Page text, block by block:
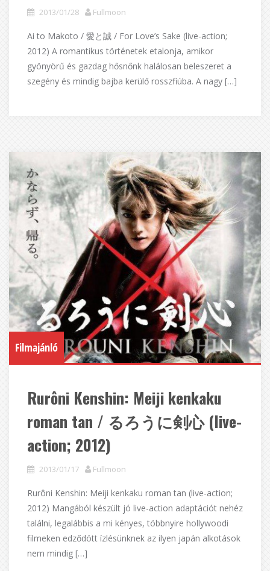
2013/01/28 Fullmoon
Ai to Makoto / 愛と誠 / For Love’s Sake (live-action;
2012) A romantikus történetek etalonja, amikor
gyönyörű és gazdag hősnőnk halálosan beleszeret a
szegény és mindig bajba kerülő rosszfiúba. A nagy […]
Filmajánló
Rurôni Kenshin: Meiji kenkaku
roman tan / るろうに剣心 (live-
action; 2012)
2013/01/17 Fullmoon
Rurôni Kenshin: Meiji kenkaku roman tan (live-action;
2012) Mangából készült jó live-action adaptációt nehéz
találni, legalábbis a mi kényes, többnyire hollywoodi
filmeken edződött ízlésünknek az ilyen japán alkotások
nem mindig […]